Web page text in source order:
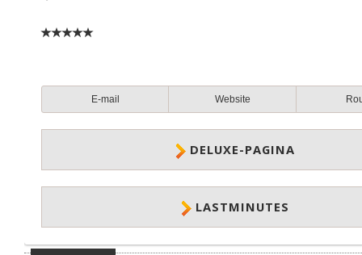
E-mail Website
DELUXE-PAGINA
LASTMINUTES